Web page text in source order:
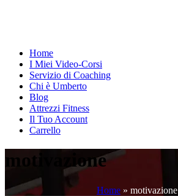
Home
I Miei Video-Corsi
Servizio di Coaching
Chi è Umberto
Blog
Attrezzi Fitness
Il Tuo Account
Carrello
motivazione
Home » motivazione